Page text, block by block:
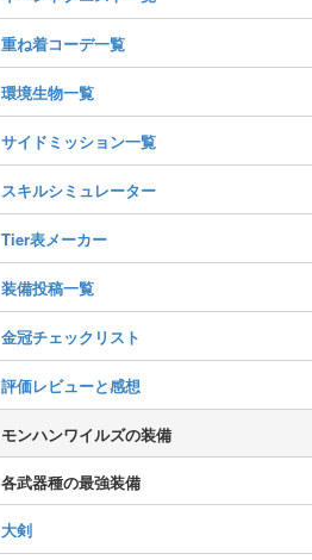
重ね着コーデ一覧
環境生物一覧
サイドミッション一覧
スキルシミュレーター
Tier表メーカー
装備投稿一覧
金冠チェックリスト
評価レビューと感想
モンハンワイルズの装備
各武器種の最強装備
大剣